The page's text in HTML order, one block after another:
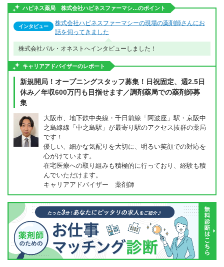
ハピネス薬局 株式会社ハピネスファーマシ…のポイント
インタビュー
株式会社ハピネスファーマシーの現場の薬剤師さんにお
話を伺ってきました
株式会社パル・オネストへインタビューしました！
キャリアアドバイザーのレポート
新規開局！オープニングスタッフ募集！日祝固定、週2.5日
休み／年収600万円も目指せます／調剤薬局での薬剤師募
集
大阪市、地下鉄中央線・千日前線「阿波座」駅・京阪中
之島線線「中之島駅」が最寄り駅のアクセス抜群の薬局
です！
優しい、細かな気配りを大切に、明るい笑顔での対応を
心がけています。
在宅医療への取り組みも積極的に行っており、経験も積
んでいただけます。
キャリアアドバイザー 薬剤師